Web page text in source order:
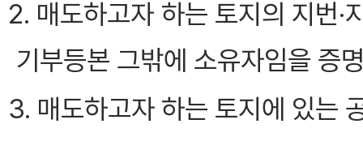
2. 매도하고자 하는 토지의 지번·
기부등본 그밖에 소유자임을 증
3. 매도하고자 하는 토지에 있는